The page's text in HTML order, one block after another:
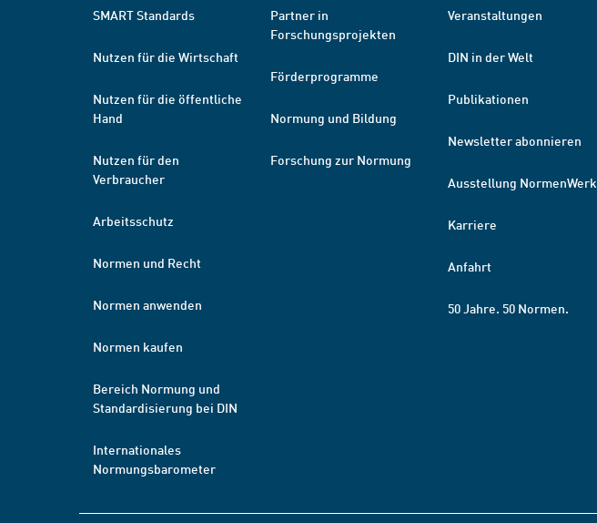
SMART Standards
Nutzen für die Wirtschaft
Nutzen für die öffentliche
Hand
Nutzen für den
Verbraucher
Arbeitsschutz
Normen und Recht
Normen anwenden
Normen kaufen
Bereich Normung und
Standardisierung bei DIN
Internationales
Normungsbarometer
Partner in
Forschungsprojekten
Förderprogramme
Normung und Bildung
Forschung zur Normung
Veranstaltungen
DIN in der Welt
Publikationen
Newsletter abonnieren
Ausstellung NormenWerk
Karriere
Anfahrt
50 Jahre. 50 Normen.